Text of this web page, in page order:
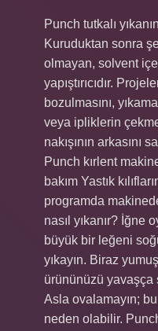
Punch tutkalı
Kuruduktan sonra
olmayan, solvent
yapıştırıcıdır.
bozulmasını,
veya ipliklerin
nakışının arkasını
Punch kırlent
bakım Yastık
programda
nasıl yıkanır? İğne
büyük bir leğeni
yıkayın. Biraz
ürününüzü yavaşça
Asla ovalamayın;
neden olabilir.